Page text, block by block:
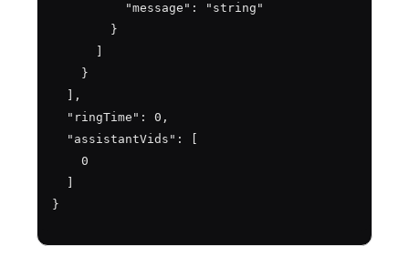
          "message": "string"
        }
    }
  ],
  "ringTime": 0,
  "assistantVids": [
    0
}